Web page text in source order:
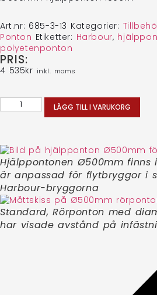
Art.nr: 685-3-13 Kategorier:
Ponton Etiketter: Harbour,
polyetenponton
PRIS:
4 535kr inkl. moms
LÄGG TILL I VARUKORG
Hjälppontonen Ø500mm finns
är anpassad för flytbryggor i
Harbour-bryggorna
Standard, Rörponton med
har visade avstånd på